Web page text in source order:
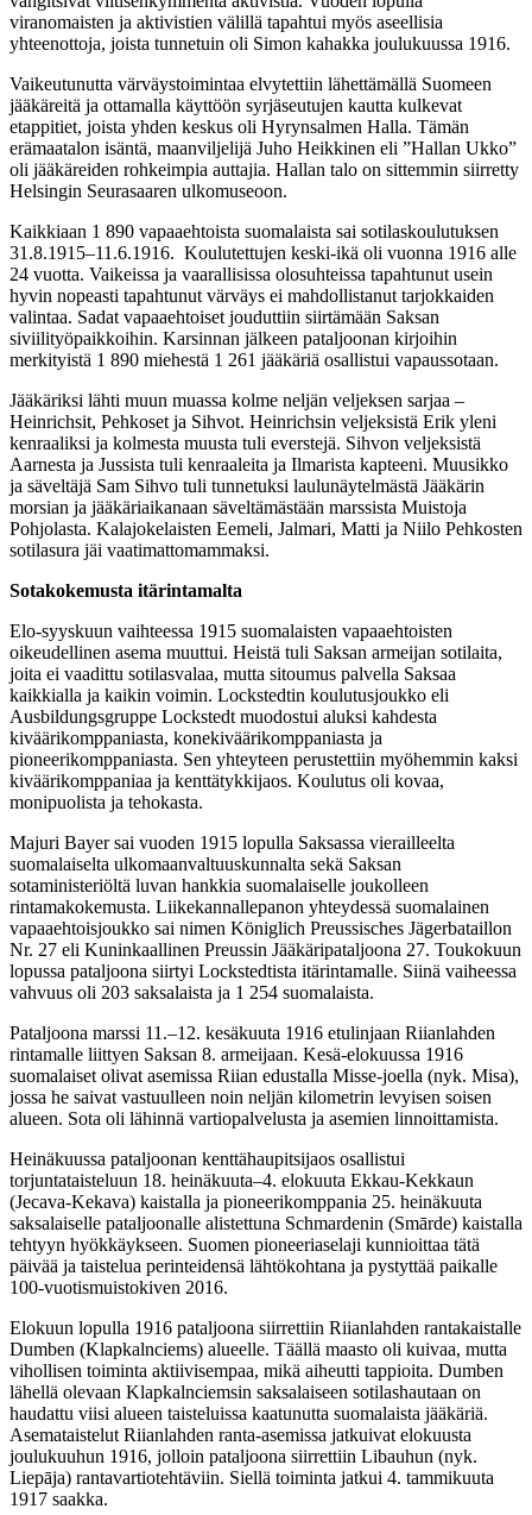
viranomaisten ja aktivistien välillä tapahtui myös aseellisia
yhteenottoja, joista tunnetuin oli Simon kahakka joulukuussa 1916.
Vaikeutunutta värväystoimintaa elvytettiin lähettämällä Suomeen
jääkäreitä ja ottamalla käyttöön syrjäseutujen kautta kulkevat
etappitiet, joista yhden keskus oli Hyrynsalmen Halla. Tämän
erämaatalon isäntä, maanviljelijä Juho Heikkinen eli ”Hallan Ukko”
oli jääkäreiden rohkeimpia auttajia. Hallan talo on sittemmin siirretty
Helsingin Seurasaaren ulkomuseoon.
Kaikkiaan 1 890 vapaaehtoista suomalaista sai sotilaskoulutuksen
31.8.1915–11.6.1916. Koulutettujen keski-ikä oli vuonna 1916 alle
24 vuotta. Vaikeissa ja vaarallisissa olosuhteissa tapahtunut usein
hyvin nopeasti tapahtunut värväys ei mahdollistanut tarjokkaiden
valintaa. Sadat vapaaehtoiset jouduttiin siirtämään Saksan
siviilityöpaikkoihin. Karsinnan jälkeen pataljoonan kirjoihin
merkityistä 1 890 miehestä 1 261 jääkäriä osallistui vapaussotaan.
Jääkäriksi lähti muun muassa kolme neljän veljeksen sarjaa –
Heinrichsit, Pehkoset ja Sihvot. Heinrichsin veljeksistä Erik yleni
kenraaliksi ja kolmesta muusta tuli everstejä. Sihvon veljeksistä
Aarnesta ja Jussista tuli kenraaleita ja Ilmarista kapteeni. Muusikko
ja säveltäjä Sam Sihvo tuli tunnetuksi laulunäytelmästä Jääkärin
morsian ja jääkäriaikanaan säveltämästään marssista Muistoja
Pohjolasta. Kalajokelaisten Eemeli, Jalmari, Matti ja Niilo Pehkosten
sotilasura jäi vaatimattomammaksi.
Sotakokemusta itärintamalta
Elo-syyskuun vaihteessa 1915 suomalaisten vapaaehtoisten
oikeudellinen asema muuttui. Heistä tuli Saksan armeijan sotilaita,
joita ei vaadittu sotilasvalaa, mutta sitoumus palvella Saksaa
kaikkialla ja kaikin voimin. Lockstedtin koulutusjoukko eli
Ausbildungsgruppe Lockstedt muodostui aluksi kahdesta
kiväärikomppaniasta, konekiväärikomppaniasta ja
pioneerikomppaniasta. Sen yhteyteen perustettiin myöhemmin kaksi
kiväärikomppaniaa ja kenttätykkijaos. Koulutus oli kovaa,
monipuolista ja tehokasta.
Majuri Bayer sai vuoden 1915 lopulla Saksassa vierailleelta
suomalaiselta ulkomaanvaltuuskunnalta sekä Saksan
sotaministeriöltä luvan hankkia suomalaiselle joukolleen
rintamakokemusta. Liikekannallepanon yhteydessä suomalainen
vapaaehtoisjoukko sai nimen Königlich Preussisches Jägerbataillon
Nr. 27 eli Kuninkaallinen Preussin Jääkäripataljoona 27. Toukokuun
lopussa pataljoona siirtyi Lockstedtista itärintamalle. Siinä vaiheessa
vahvuus oli 203 saksalaista ja 1 254 suomalaista.
Pataljoona marssi 11.–12. kesäkuuta 1916 etulinjaan Riianlahden
rintamalle liittyen Saksan 8. armeijaan. Kesä-elokuussa 1916
suomalaiset olivat asemissa Riian edustalla Misse-joella (nyk. Misa),
jossa he saivat vastuulleen noin neljän kilometrin levyisen soisen
alueen. Sota oli lähinnä vartiopalvelusta ja asemien linnoittamista.
Heinäkuussa pataljoonan kenttähaupitsijaos osallistui
torjuntataisteluun 18. heinäkuuta–4. elokuuta Ekkau-Kekkaun
(Jecava-Kekava) kaistalla ja pioneerikomppania 25. heinäkuuta
saksalaiselle pataljoonalle alistettuna Schmardenin (Smārde) kaistalla
tehtyyn hyökkäykseen. Suomen pioneeriaselaji kunnioittaa tätä
päivää ja taistelua perinteidensä lähtökohtana ja pystyttää paikalle
100-vuotismuistokiven 2016.
Elokuun lopulla 1916 pataljoona siirrettiin Riianlahden rantakaistalle
Dumben (Klapkalnciems) alueelle. Täällä maasto oli kuivaa, mutta
vihollisen toiminta aktiivisempaa, mikä aiheutti tappioita. Dumben
lähellä olevaan Klapkalnciemsin saksalaiseen sotilashautaan on
haudattu viisi alueen taisteluissa kaatunutta suomalaista jääkäriä.
Asemataistelut Riianlahden ranta-asemissa jatkuivat elokuusta
joulukuuhun 1916, jolloin pataljoona siirrettiin Libauhun (nyk.
Liepāja) rantavartiotehtäviin. Siellä toiminta jatkui 4. tammikuuta
1917 saakka.